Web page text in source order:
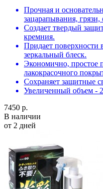
Прочная и
зацарапывания,
Создает твердый
кремния.
Придает поверхности
зеркальный блеск.
Экономично, простое
лакокрасочного
Сохраняет защитные
Увеличенный объем -
7450 р.
В наличии
от 2 дней